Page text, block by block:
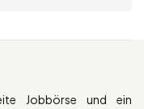
Jobbörse und ein